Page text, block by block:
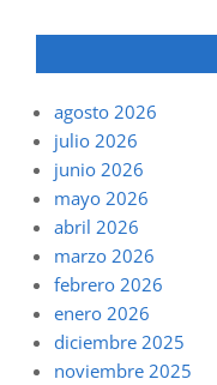
agosto 2026
julio 2026
junio 2026
mayo 2026
abril 2026
marzo 2026
febrero 2026
enero 2026
diciembre 2025
noviembre 2025